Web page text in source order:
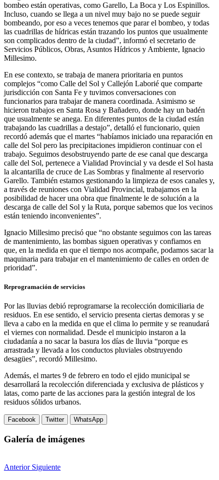
bombeo están operativas, como Garello, La Boca y Los Espinillos.
Incluso, cuando se llega a un nivel muy bajo no se puede seguir
bombeando, por eso a veces tenemos que parar el bombeo, y todas
las cuadrillas de hídricas están trazando los puntos que usualmente
son complicados dentro de la ciudad”, informó el secretario de
Servicios Públicos, Obras, Asuntos Hídricos y Ambiente, Ignacio
Millesimo.
En ese contexto, se trabaja de manera prioritaria en puntos
complejos “como Calle del Sol y Callejón Laborié que comparte
jurisdicción con Santa Fe y tuvimos conversaciones con
funcionarios para trabajar de manera coordinada. Asimismo se
hicieron trabajos en Santa Rosa y Bañadero, donde hay un badén
que usualmente se anega. En diferentes puntos de la ciudad están
trabajando las cuadrillas a destajo”, detalló el funcionario, quien
recordó además que el martes “habíamos iniciado una reparación en
calle del Sol pero las precipitaciones impidieron continuar con el
trabajo. Seguimos desobstruyendo parte de ese canal que descarga
calle del Sol, pertenece a Vialidad Provincial y va desde el Sol hasta
la alcantarilla de cruce de Las Sombras y finalmente al reservorio
Garello. También estamos gestionando la limpieza de esos canales y,
a través de reuniones con Vialidad Provincial, trabajamos en la
posibilidad de hacer una obra que finalmente le de solución a la
descarga de calle del Sol y la Ruta, porque sabemos que los vecinos
están teniendo inconvenientes”.
Ignacio Millesimo precisó que “no obstante seguimos con las tareas
de mantenimiento, las bombas siguen operativas y confiamos en
que, en la medida en que el tiempo nos acompañe, podamos sacar la
maquinaria para trabajar en el mantenimiento de calles en orden de
prioridad”.
Reprogramación de servicios
Por las lluvias debió reprogramarse la recolección domiciliaria de
residuos. En ese sentido, el servicio presenta ciertas demoras y se
lleva a cabo en la medida en que el clima lo permite y se reanudará
el viernes con normalidad. Desde el municipio instaron a la
ciudadanía a no sacar la basura los días de lluvia “porque es
arrastrada y llevada a los conductos pluviales obstruyendo
desagües”, recordó Millesimo.
Además, el martes 9 de febrero en todo el ejido municipal se
desarrollará la recolección diferenciada y exclusiva de plásticos y
latas, como parte de las acciones para la gestión integral de los
residuos sólidos urbanos.
Facebook Twitter WhatsApp
Galería de imágenes
Anterior Siguiente